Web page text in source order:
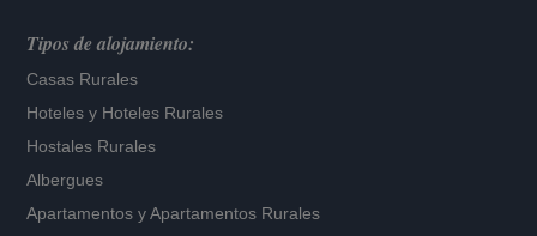
Tipos de alojamiento:
Casas Rurales
Hoteles y Hoteles Rurales
Hostales Rurales
Albergues
Apartamentos yApartamentos Rurales